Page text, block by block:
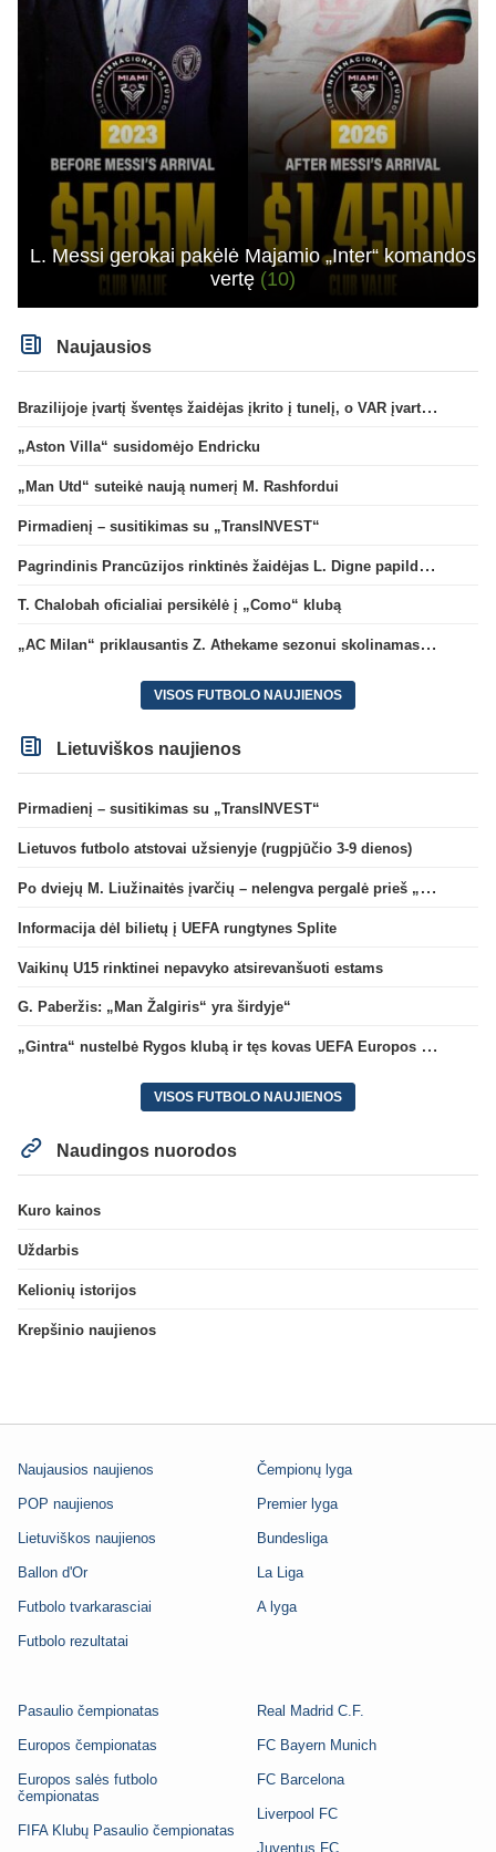
L. Messi gerokai pakėlė Majamio „Inter“ komandos
vertę (10)
Naujausios
Brazilijoje įvartį šventęs žaidėjas įkrito į tunelį, o VAR įvartį atšaukė
„Aston Villa“ susidomėjo Endricku
„Man Utd“ suteikė naują numerį M. Rashfordui
Pirmadienį – susitikimas su „TransINVEST“
Pagrindinis Prancūzijos rinktinės žaidėjas L. Digne papildė PSG gretas
T. Chalobah oficialiai persikėlė į „Como“ klubą
„AC Milan“ priklausantis Z. Athekame sezonui skolinamas „Lyon“ ekipai
VISOS FUTBOLO NAUJIENOS
Lietuviškos naujienos
Pirmadienį – susitikimas su „TransINVEST“
Lietuvos futbolo atstovai užsienyje (rugpjūčio 3-9 dienos)
Po dviejų M. Liužinaitės įvarčių – nelengva pergalė prieš „Bangą“
Informacija dėl bilietų į UEFA rungtynes Splite
Vaikinų U15 rinktinei nepavyko atsirevanšuoti estams
G. Paberžis: „Man Žalgiris“ yra širdyje“
„Gintra“ nustelbė Rygos klubą ir tęs kovas UEFA Europos taurės atrankoje
VISOS FUTBOLO NAUJIENOS
Naudingos nuorodos
Kuro kainos
Uždarbis
Kelionių istorijos
Krepšinio naujienos
Naujausios naujienos
POP naujienos
Lietuviškos naujienos
Ballon d'Or
Futbolo tvarkarasciai
Futbolo rezultatai
Čempionų lyga
Premier lyga
Bundesliga
La Liga
A lyga
Pasaulio čempionatas
Europos čempionatas
Europos salės futbolo
čempionatas
FIFA Klubų Pasaulio čempionatas
Real Madrid C.F.
FC Bayern Munich
FC Barcelona
Liverpool FC
Juventus FC